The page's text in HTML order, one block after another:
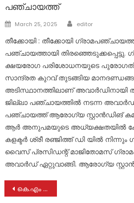
പഞ്ചായത്ത്
Posted
March 25, 2025 Author
editor
തീക്കോയി : തീക്കോയി
പഞ്ചായത്തായി തിരഞ്ഞെടുക്കപ്പെട്ടു.
ക്ഷയരോഗ പരിശോധനയുടെ
സാന്ദ്രത കുറവ് തുടങ്ങിയ
അടിസ്ഥാനത്തിലാണ് അവാർഡിനായി
ജില്ലാ പഞ്ചായത്തിൽ നടന്ന അവാർഡ്
പഞ്ചായത്ത് ആരോഗ്യ സ്റ്റാൻഡിങ്
ആർ അനുപമയുടെ അധ്യക്ഷതയിൽ
കളക്ടർ ശ്രീ രഞ്ജിത്ത് ഡി യിൽ
വൈസ് പ്രസിഡന്റ് മാജിതോമസ്
അവാർഡ് ഏറ്റുവാങ്ങി. ആരോഗ്യ
Post
കെ.എം മാണിയുടെ അനുഗ്രഹം തേടി കല്ലറയിൽ പുഷ്പചക്രം അർപ്പിച്ച് എൽ ഡി എഫ് സ്ഥാനാർത്ഥി ; പ്രാർത്ഥനകളോടെ പ്രചാരണത്തുടക്കം